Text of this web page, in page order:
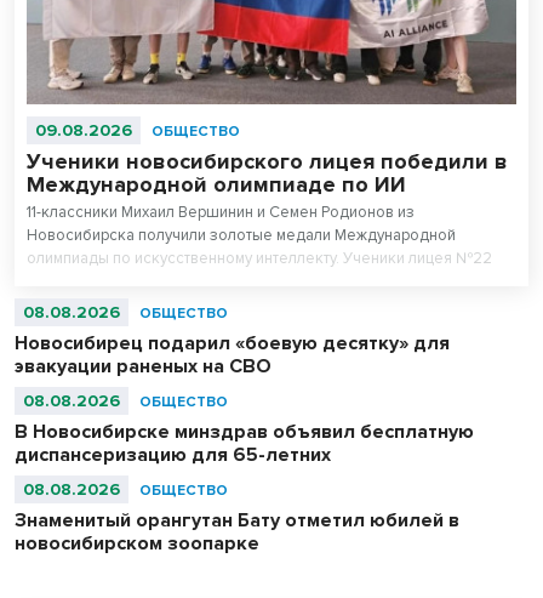
09.08.2026 ОБЩЕСТВО
Ученики новосибирского лицея победили в
Международной олимпиаде по ИИ
11-классники Михаил Вершинин и Семен Родионов из
Новосибирска получили золотые медали Международной
олимпиады по искусственному интеллекту. Ученики лицея №22
абсолютными чемпионами соревнований.
08.08.2026 ОБЩЕСТВО
Новосибирец подарил «боевую десятку» для
эвакуации раненых на СВО
08.08.2026 ОБЩЕСТВО
В Новосибирске минздрав объявил бесплатную
диспансеризацию для 65-летних
08.08.2026 ОБЩЕСТВО
Знаменитый орангутан Бату отметил юбилей в
новосибирском зоопарке